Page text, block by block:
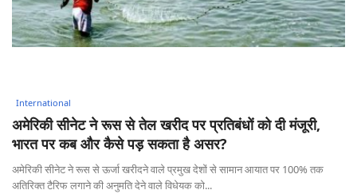
अमेरिकी सीनेट ने रूस से तेल खरीद पर प्रतिबंधों को दी मंजूरी,
भारत पर कब और कैसे पड़ सकता है असर?
अमेरिकी सीनेट ने रूस से ऊर्जा खरीदने वाले प्रमुख देशों से सामान आयात पर 100% तक
अतिरिक्त टैरिफ लगाने की अनुमति देने वाले विधेयक को...
International